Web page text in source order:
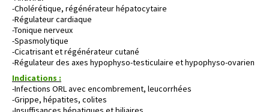
-Cholérétique, régénérateur hépatocytaire
-Régulateur cardiaque
-Tonique nerveux
-Spasmolytique
-Cicatrisant et régénérateur cutané
-Régulateur des axes hypophyso-testiculaire et hypophyso-ovarien
Indications :
-Infections ORL avec encombrement, leucorrhées
-Grippe, hépatites, colites